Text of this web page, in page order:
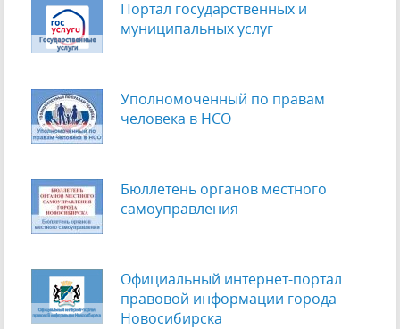
Портал государственных и
муниципальных услуг
Уполномоченный по правам
человека в НСО
Бюллетень органов местного
самоуправления
Официальный интернет-портал
правовой информации города
Новосибирска